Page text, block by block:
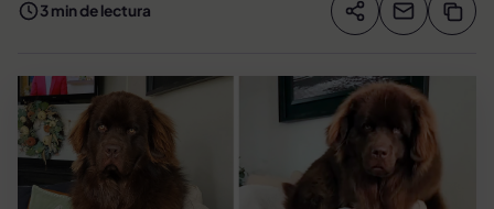
3 min de lectura Compartir